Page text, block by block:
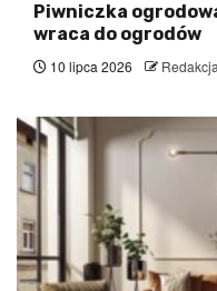
Piwniczka
wraca do ogrodów
10 lipca 2026 Redakcja